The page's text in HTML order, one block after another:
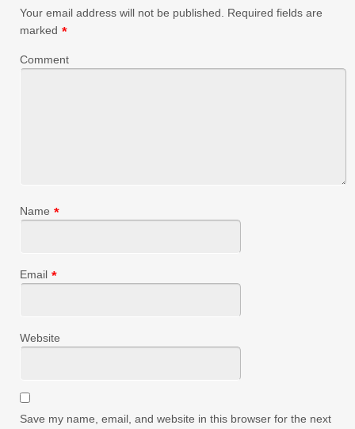
Your email address will not be published. Required fields are
marked *
Comment
Name *
Email *
Website
Save my name, email, and website in this browser for the next